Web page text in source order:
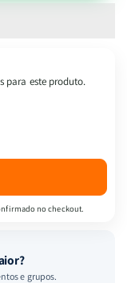
para este produto.
no checkout.
e grupos.